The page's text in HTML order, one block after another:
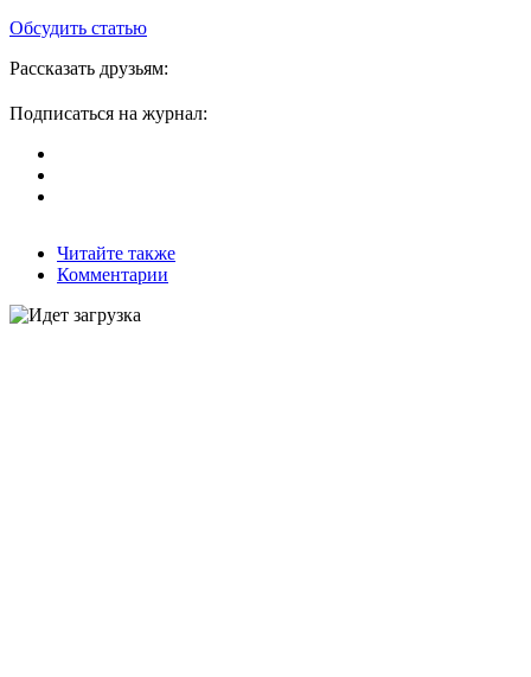
Обсудить статью
Рассказать друзьям:
Подписаться на журнал:
Читайте также
Комментарии